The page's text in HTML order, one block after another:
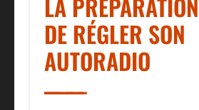
LA
DE RÉGLER SON
AUTORADIO